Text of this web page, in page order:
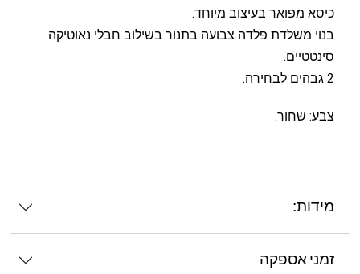
כיסא מפואר בעיצוב מיוחד.
בנוי משלדת פלדה צבועה בתנור בשילוב חבלי נאוטיקה
סינטטיים.
2 גבהים לבחירה.
צבע: שחור.
מידות:
זמני אספקה